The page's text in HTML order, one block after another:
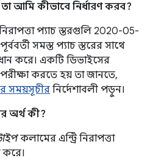
আমি কীভাবে নির্ধারণ করব?
প্যাচ স্তরগুলি 2020-05-
সমস্ত প্যাচ স্তরের সাথে
করে। একটি ডিভাইসের
পরীক্ষা করতে হয় তা জানতে,
সময়সূচীর নির্দেশাবলী পড়ুন।
অর্থ কী?
কলামের এন্ট্রি নিরাপত্তা
করে।